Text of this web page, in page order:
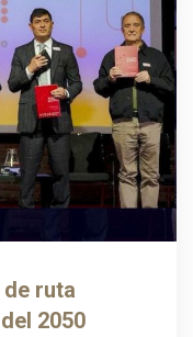
de ruta
2050